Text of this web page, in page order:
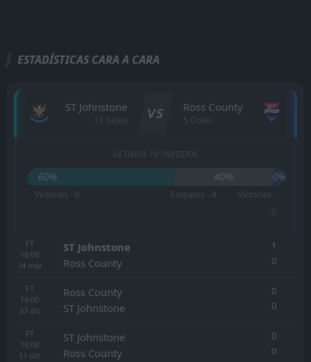
ESTADÍSTICAS CARA A CARA
ST Johnstone
13 Goles VS Ross County
5 Goles
ÚLTIMOS 10 PARTIDOS
60% 40% 0%
Victorias - 6 Empates - 4
Victorias -
0
FT
16:00
14 mar
ST Johnstone
Ross County
1
0
FT
16:00
27 dic
Ross County
ST Johnstone
0
0
FT
16:00
11 oct
ST Johnstone
Ross County
0
0